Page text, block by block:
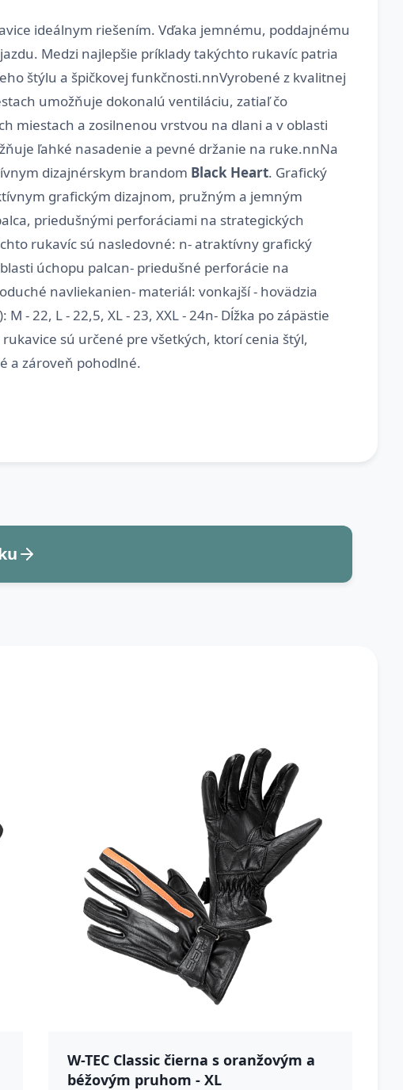
ideálnym riešením. Vďaka jemnému, poddajnému
Medzi najlepšie príklady takýchto rukavíc patria
štýlu a špičkovej funkčnosti.nnVyrobené z kvalitnej
umožňuje dokonalú ventiláciu, zatiaľ čo
miestach a zosilnenou vrstvou na dlani a v oblasti
ľahké nasadenie a pevné držanie na ruke.nnNa
dizajnérskym brandom Black Heart. Grafický
grafickým dizajnom, pružným a jemným
priedušnými perforáciami na strategických
rukavíc sú nasledovné: n- atraktívny grafický
úchopu palcan- priedušné perforácie na
navliekanien- materiál: vonkajší - hovädzia
- 22, L - 22,5, XL - 23, XXL - 24n- Dĺžka po zápästie
rukavice sú určené pre všetkých, ktorí cenia štýl,
W-TEC Classic čierna s oranžovým a
béžovým pruhom - XL